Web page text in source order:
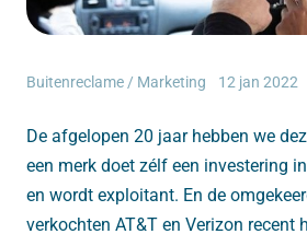
Buitenreclame / Marketing 12 jan 2022
De afgelopen 20 jaar hebben we
een merk doet zélf een investering
en wordt exploitant. En de
verkochten AT&T en Verizon recent